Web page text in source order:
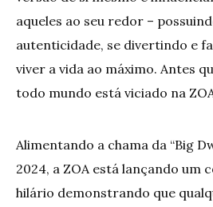
aqueles ao seu redor –
autenticidade, se divertindo e
viver a vida ao máximo. Antes
todo mundo está viciado na
Alimentando a chama da “Big
2024, a ZOA está lançando um
hilário demonstrando que